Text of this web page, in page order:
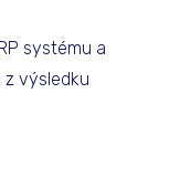
systému a
z výsledku